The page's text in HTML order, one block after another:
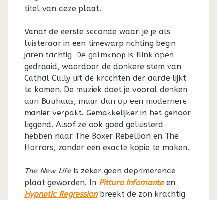
titel van deze plaat.
Vanaf de eerste seconde waan je je als
luisteraar in een timewarp richting begin
jaren tachtig. De galmknop is flink open
gedraaid, waardoor de donkere stem van
Cathal Cully uit de krochten der aarde lijkt
te komen. De muziek doet je vooral denken
aan Bauhaus, maar dan op een modernere
manier verpakt. Gemakkelijker in het gehoor
liggend. Alsof ze ook goed geluisterd
hebben naar The Boxer Rebellion en The
Horrors, zonder een exacte kopie te maken.
The New Lifeis zeker geen deprimerende
plaat geworden. In Pittura Infamanteen
Hypnotic Regressionbreekt de zon krachtig